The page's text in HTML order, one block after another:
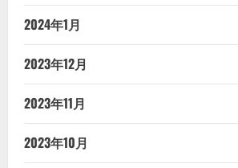
2024年1月
2023年12月
2023年11月
2023年10月